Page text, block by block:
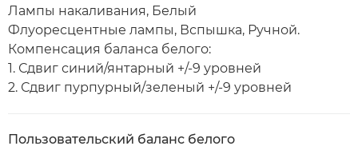
Лампы накаливания, Белый
Флуоресцентные лампы, Вспышка, Ручной.
Компенсация баланса белого:
1. Сдвиг синий/янтарный +/-9 уровней
2. Сдвиг пурпурный/зеленый +/-9 уровней
Пользовательский баланс белого